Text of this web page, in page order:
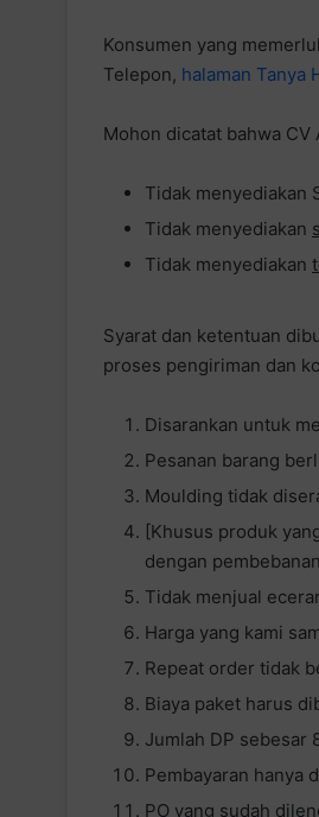
Konsumen yang
Telepon, halaman Tanya
Mohon dicatat bahwa CV
Tidak menyediakan
Tidak menyediakan
Tidak menyediakan
Syarat dan ketentuan
proses pengiriman dan
Disarankan untuk
Pesanan barang
Moulding tidak
[Khusus produk
dengan
Tidak menjual
Harga yang kami
Repeat order tidak
Biaya paket harus
Jumlah DP sebesar
Pembayaran hanya
PO yang sudah